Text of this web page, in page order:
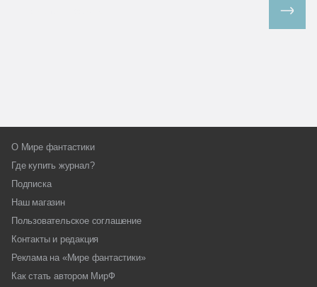
О Мире фантастики
Где купить журнал?
Подписка
Наш магазин
Пользовательское соглашение
Контакты и редакция
Реклама на «Мире фантастики»
Как стать автором МирФ